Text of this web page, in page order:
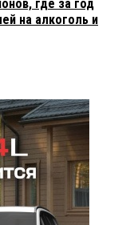
где за год
на алкоголь и